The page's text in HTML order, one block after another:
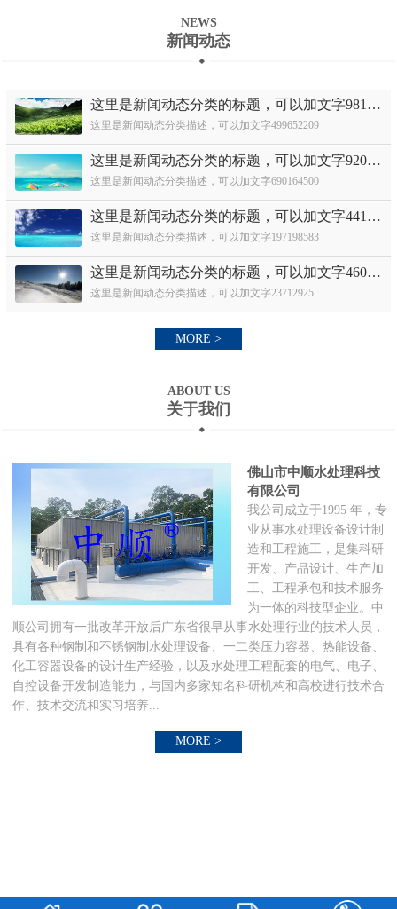
NEWS
新闻动态
这里是新闻动态分类的标题，可以加文字981447090
这里是新闻动态分类描述，可以加文字499652209
这里是新闻动态分类的标题，可以加文字920631282
这里是新闻动态分类描述，可以加文字690164500
这里是新闻动态分类的标题，可以加文字441886460
这里是新闻动态分类描述，可以加文字197198583
这里是新闻动态分类的标题，可以加文字460362448
这里是新闻动态分类描述，可以加文字23712925
MORE >
ABOUT US
关于我们
佛山市中顺水处理科技
有限公司
我公司成立于1995 年，专
业从事水处理设备设计制
造和工程施工，是集科研
开发、产品设计、生产加
工、工程承包和技术服务
为一体的科技型企业。中
顺公司拥有一批改革开放后广东省很早从事水处理行业的技术人员，
具有各种钢制和不锈钢制水处理设备、一二类压力容器、热能设备、
化工容器设备的设计生产经验，以及水处理工程配套的电气、电子、
自控设备开发制造能力，与国内多家知名科研机构和高校进行技术合
作、技术交流和实习培养...
MORE >